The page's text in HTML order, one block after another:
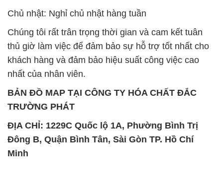
nhất của nhân viên.
BẢN ĐỒ MAP TẠI CÔNG TY HÓA CHẤT ĐẮC
TRƯỜNG PHÁT
ĐỊA CHỈ: 1229C Quốc lộ 1A, Phường Bình Trị
Đông B, Quận Bình Tân, Sài Gòn TP. Hồ Chí
Minh